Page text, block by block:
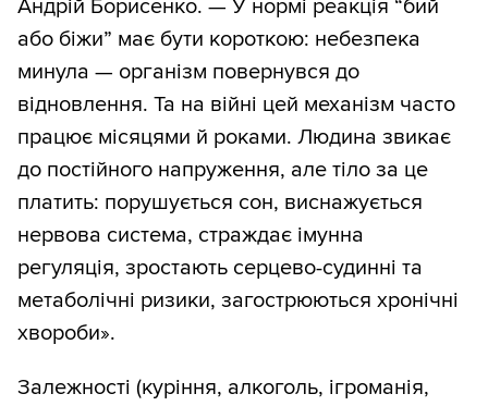
Андрій Борисенко. — У нормі реакція “бий
або біжи” має бути короткою: небезпека
минула — організм повернувся до
відновлення. Та на війні цей механізм часто
працює місяцями й роками. Людина звикає
до постійного напруження, але тіло за це
платить: порушується сон, виснажується
нервова система, страждає імунна
регуляція, зростають серцево-судинні та
метаболічні ризики, загострюються хронічні
хвороби».
Залежності (куріння, алкоголь, ігроманія,